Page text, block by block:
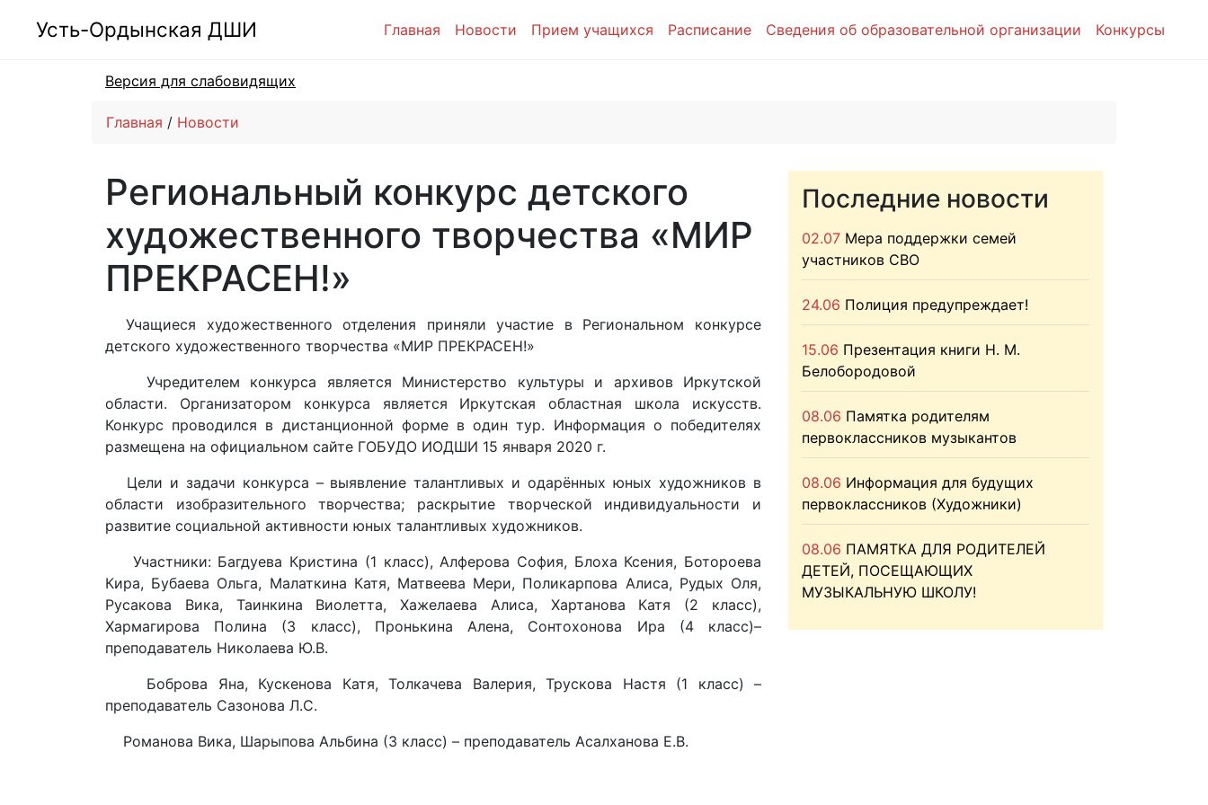
Усть-Ордынская ДШИ Главная Новости Прием учащихся Расписание Сведения об образовательной организации Конкурсы
Версия для слабовидящих
Главная Новости
Региональный конкурс детского
художественного творчества «МИР
ПРЕКРАСЕН!»
Учащиеся художественного отделения приняли участие в Региональном конкурсе
детского художественного творчества «МИР ПРЕКРАСЕН!»
Учредителем конкурса является Министерство культуры и архивов Иркутской
области. Организатором конкурса является Иркутская областная школа искусств.
Конкурс проводился в дистанционной форме в один тур. Информация о победителях
размещена на официальном сайте ГОБУДО ИОДШИ 15 января 2020 г.
Цели и задачи конкурса – выявление талантливых и одарённых юных художников в
области изобразительного творчества; раскрытие творческой индивидуальности и
развитие социальной активности юных талантливых художников.
Участники: Багдуева Кристина (1 класс), Алферова София, Блоха Ксения, Ботороева
Кира, Бубаева Ольга, Малаткина Катя, Матвеева Мери, Поликарпова Алиса, Рудых Оля,
Русакова Вика, Таинкина Виолетта, Хажелаева Алиса, Хартанова Катя (2 класс),
Хармагирова Полина (3 класс), Пронькина Алена, Сонтохонова Ира (4 класс)–
преподаватель Николаева Ю.В.
Боброва Яна, Кускенова Катя, Толкачева Валерия, Трускова Настя (1 класс) –
преподаватель Сазонова Л.С.
Романова Вика, Шарыпова Альбина (3 класс) – преподаватель Асалханова Е.В.
Последние новости
02.07 Мера поддержки семей
участников СВО
24.06 Полиция предупреждает!
15.06 Презентация книги Н. М.
Белобородовой
08.06 Памятка родителям
первоклассников музыкантов
08.06 Информация для будущих
первоклассников (Художники)
08.06 ПАМЯТКА ДЛЯ РОДИТЕЛЕЙ
ДЕТЕЙ, ПОСЕЩАЮЩИХ
МУЗЫКАЛЬНУЮ ШКОЛУ!